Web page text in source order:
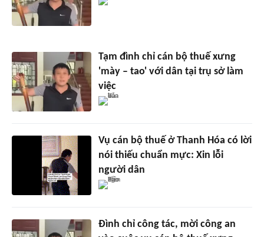
Tạm đình chỉ cán bộ thuế xưng
'mày – tao' với dân tại trụ sở làm
việc
Vụ cán bộ thuế ở Thanh Hóa có lời
nói thiếu chuẩn mực: Xin lỗi
người dân
Đình chỉ công tác, mời công an